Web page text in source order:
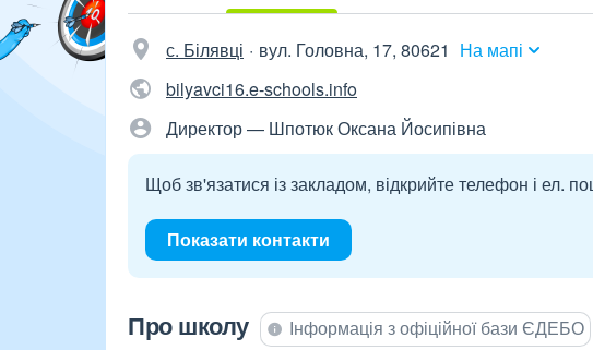
с. Білявці вул. Головна, 17, 80621 На мапі
bilyavci16.e-schools.info
Директор — Шпотюк Оксана Йосипівна
Щоб зв'язатися із закладом, відкрийте телефон і ел.
Показати контакти
Про школу Інформація з офіційної бази ЄДЕБО